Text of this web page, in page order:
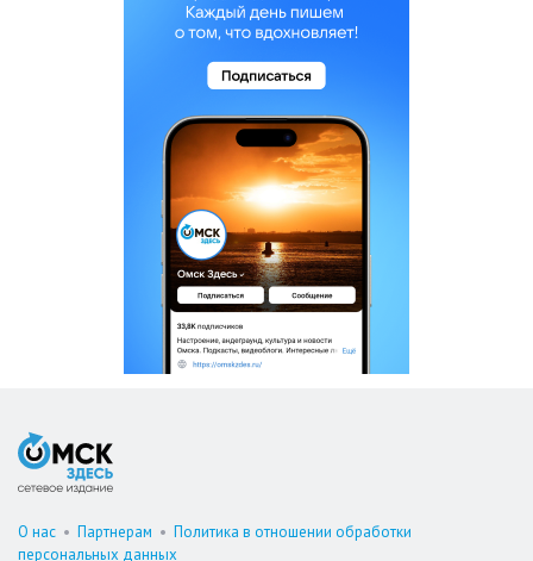
О нас • Партнерам • Политика в отношении обработки
персональных данных